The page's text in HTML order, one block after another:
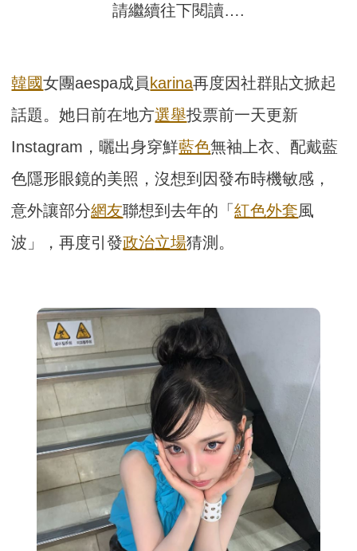
請繼續往下閱讀….
韓國女團aespa成員 karina再度因社群貼文掀起
話題。她日前在地方選舉投票前一天更新
Instagram，曬出身穿鮮藍色無袖上衣、配戴藍
色隱形眼鏡的美照，沒想到因發布時機敏感，
意外讓部分網友聯想到去年的「紅色外套風
波」，再度引發政治立場猜測。